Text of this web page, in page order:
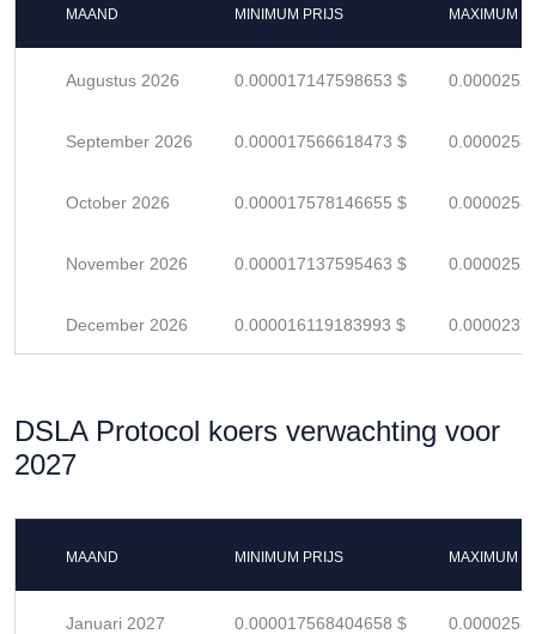
MAAND MINIMUM PRIJS MAXIMUM
Augustus 2026 0.000017147598653 $
September 2026 0.000017566618473 $
October 2026 0.000017578146655 $
November 2026 0.000017137595463 $
December 2026 0.000016119183993 $
DSLA Protocol koers verwachting voor
2027
MAAND MINIMUM PRIJS MAXIMUM
Januari 2027 0.000017568404658 $